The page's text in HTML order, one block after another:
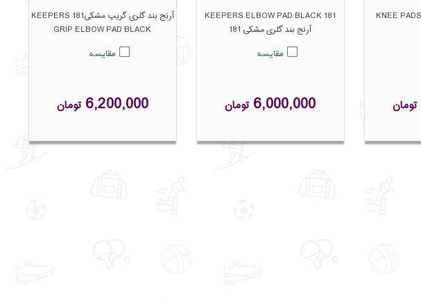
تومان
181 KEEPERS ELBOW PAD BLACK
آرنج بند گلری مشکی 181
مقایسه
6,000,000 تومان
آرنج بند گلری گریپ مشکی181 KEEPERS
GRIP ELBOW PAD BLACK
مقایسه
6,200,000 تومان